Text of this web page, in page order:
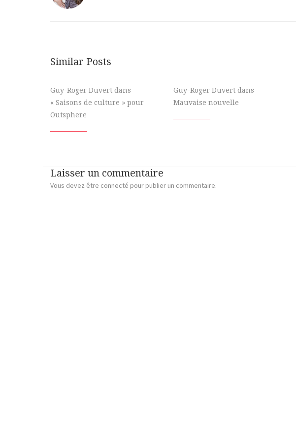
Similar Posts
Guy-Roger Duvert dans
« Saisons de culture » pour
Outsphere
Guy-Roger Duvert dans
Mauvaise nouvelle
Laisser un commentaire
Vous devez être connecté pour publier un commentaire.